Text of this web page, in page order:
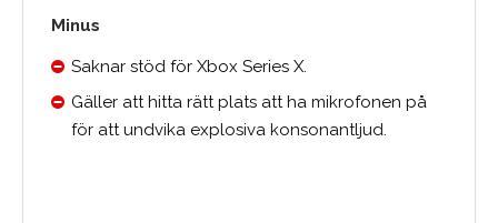
Minus
Saknar stöd för Xbox Series X.
Gäller att hitta rätt plats att ha mikrofonen på
för att undvika explosiva konsonantljud.